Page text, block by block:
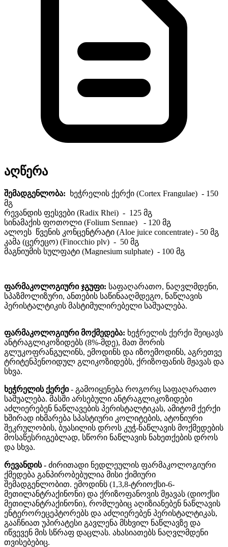
აღწერა
შემადგენლობა: ხეჭრელის ქერქი (Cortex Frangulae) - 150
მგ
რევანდის ფესვები (Radix Rhei) - 125 მგ
სინამაქის ფოთოლი (Folium Sennae) - 120 მგ
ალოეს წვენის კონცენტრატი (Aloe juice concentrate) - 50 მგ
კამა (ცერეცო) (Finocchio plv) - 50 მგ
მაგნიუმის სულფატი (Magnesium sulphate) - 100 მგ
ფარმაკოლოგიური ჯგუფი: საფაღარათო, ნაღვლმდენი,
სპაზმოლიზური, ანთების საწინააღმდეგო, ნაწლავის
პერისტალტიკის მასტიმულირებელი საშუალება.
ფარმაკოლოგიური მოქმედება: ხეჭრელის ქერქი შეიცავს
ანტრაგლიკოზიდებს (8%-მდე), მათ შორის
გლუკოფრანგულინს, ემოდინს და იზოემოდინს, აგრეთვე
ტრიტენპენოიდულ გლიკოზიდებს, ქრიზოფანის მჟავას და
სხვა.
ხეჭრელის ქერქი- გამოიყენება როგორც საფაღარათო
საშუალება. მასში არსებული ანტრაგლიკოზიდები
აძლიერებენ ნაწლავების პერისტალტიკას, ამიტომ ქერქი
ხშირად იხმარება სპასტიური კოლიტების, ატონიური
შეკრულობის, ბუასილის დროს კუჭ-ნაწლავის მოქმედების
მოსაწესრიგებლად, სწორი ნაწლავის ნახეთქების დროს
და სხვა.
რევანდის - ძირითადი ნედლეულის ფარმაკოლოგიური
ქმედება განპირობებულია მისი ქიმიური
შემადგენლობით. ემოდინს (1,3,8-ტრიოქსი-6-
მეთილანტრაქინონი) და ქრიზოფანოვის მჟავას (დიოქსი
მეთილანტრაქინონი), რომლებიც აღიზიანებენ ნაწლავის
ენტერორეცეპტორებს და აძლიერებენ პერისტალტიკას,
გააჩნიათ უპირატესი გავლენა მსხვილ ნაწლავზე და
იწვევენ მის სწრაფ დაცლას. ახასიათებს ნაღვლმდენი
თვისებებიც.